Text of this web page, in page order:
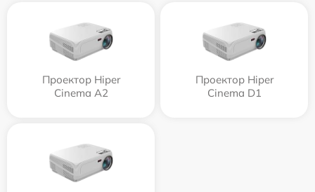
Проектор Hiper
Cinema A2
Проектор Hiper
Cinema D1